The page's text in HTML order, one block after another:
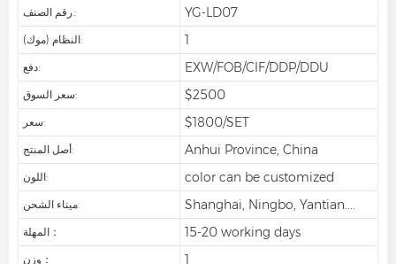
رقم الصنف.: YG-LD07
النظام (موك): 1
دفع: EXW/FOB/CIF/DDP/DDU
سعر السوق: $2500
سعر: $1800/SET
أصل المنتج: Anhui Province, China
اللون: color can be customized
ميناء الشحن: Shanghai, Ningbo, Yantian....
المهلة： 15-20 working days
وزن： 1